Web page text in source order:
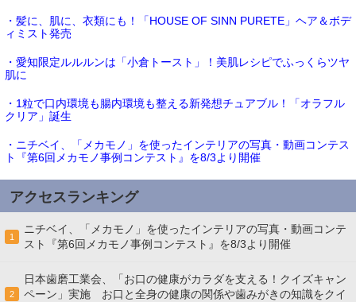
・髪に、肌に、衣類にも！「HOUSE OF SINN PURETE」ヘア＆ボデ
ィミスト発売
・愛知限定ルルルンは「小倉トースト」！美肌レシピでふっくらツヤ
肌に
・1粒で口内環境も腸内環境も整える新発想チュアブル！「オラフル
クリア」誕生
・ニチベイ、「メカモノ」を使ったインテリアの写真・動画コンテス
ト『第6回メカモノ事例コンテスト』を8/3より開催
アクセスランキング
1
ニチベイ、「メカモノ」を使ったインテリアの写真・動画コンテ
スト『第6回メカモノ事例コンテスト』を8/3より開催
2
日本歯磨工業会、「お口の健康がカラダを支える！クイズキャン
ペーン」実施 お口と全身の健康の関係や歯みがきの知識をクイ